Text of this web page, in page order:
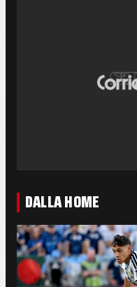
DALLA HOME